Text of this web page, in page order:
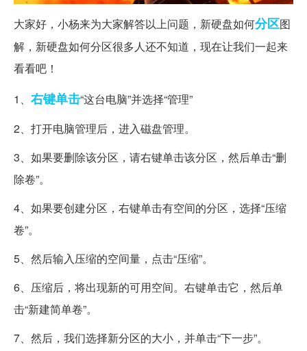
大家好，小杨来为大家解答以上问题，新硬盘如何分区图
解，新硬盘如何分区很多人还不知道，现在让我们一起来
看看吧！
1、 右键单击“这台电脑”并选择“管理”
2、打开电脑管理后，进入磁盘管理。
3、如果要删除该分区，请右键单击该分区，然后单击“删
除卷”。
4、如果要创建分区，右键单击有空间的分区，选择“压缩
卷”。
5、然后输入压缩的空间量，点击“压缩”。
6、压缩后，将出现新的可用空间。右键单击它，然后单
击“新建简单卷”。
7、然后，我们选择新分区的大小，并单击“下一步”。